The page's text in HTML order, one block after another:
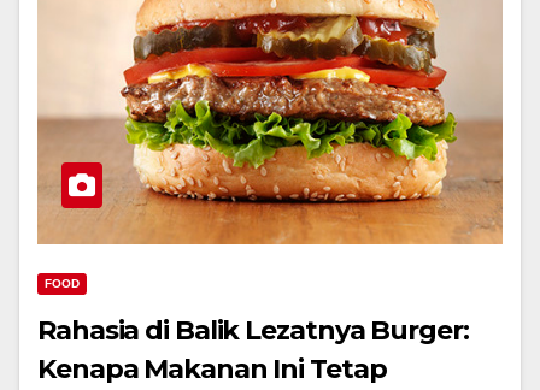
FOOD
Rahasia di Balik Lezatnya Burger:
Kenapa Makanan Ini Tetap